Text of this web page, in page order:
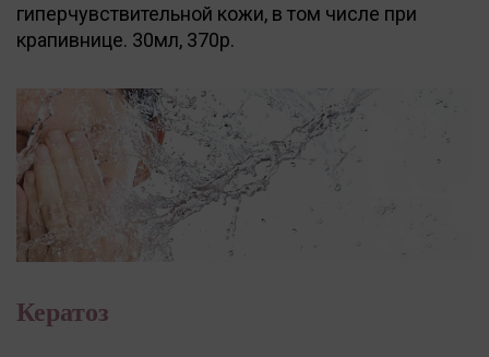
гиперчувствительной кожи, в том числе при
крапивнице. 30мл, 370р.
Кератоз